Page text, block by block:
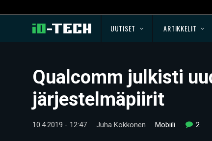
UUTISET ARTIKKELIT
Qualcomm julkisti
järjestelmäpiirit
10.4.2019 - 12:47 Juha Kokkonen Mobiili 2